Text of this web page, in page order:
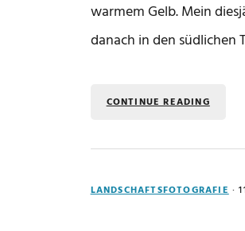
warmem Gelb. Mein
danach in den südlichen
CONTINUE READING
LANDSCHAFTSFOTOGRAFIE·